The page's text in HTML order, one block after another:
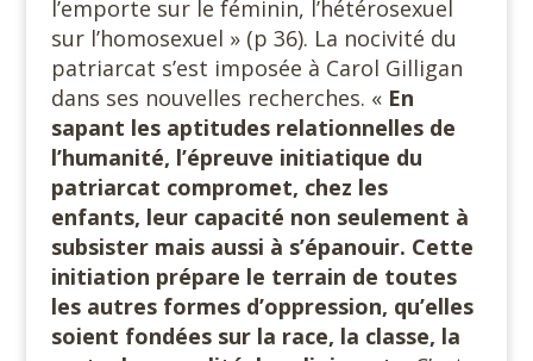
l’emporte sur le féminin, l’hétérosexuel
sur l’homosexuel » (p 36). La nocivité du
patriarcat s’est imposée à Carol Gilligan
dans ses nouvelles recherches. « En
sapant les aptitudes relationnelles de
l’humanité, l’épreuve initiatique du
patriarcat compromet, chez les
enfants, leur capacité non seulement à
subsister mais aussi à s’épanouir. Cette
initiation prépare le terrain de toutes
les autres formes d’oppression, qu’elles
soient fondées sur la race, la classe, la